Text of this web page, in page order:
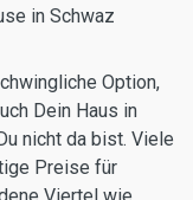
in Schwaz
Option,
Dein Haus in
nicht da bist. Viele
Preise für